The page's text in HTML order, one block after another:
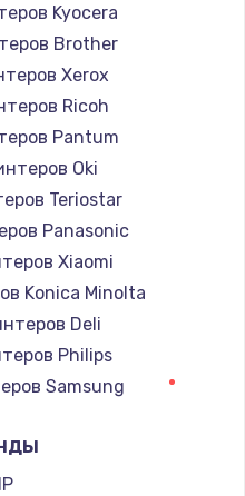
подсветки
управления
питания
Kyocera
Brother
Xerox
Ricoh
Pantum
Oki
Teriostar
Panasonic
Xiaomi
Konica Minolta
Deli
Philips
Samsung
Lexmark
Sharp